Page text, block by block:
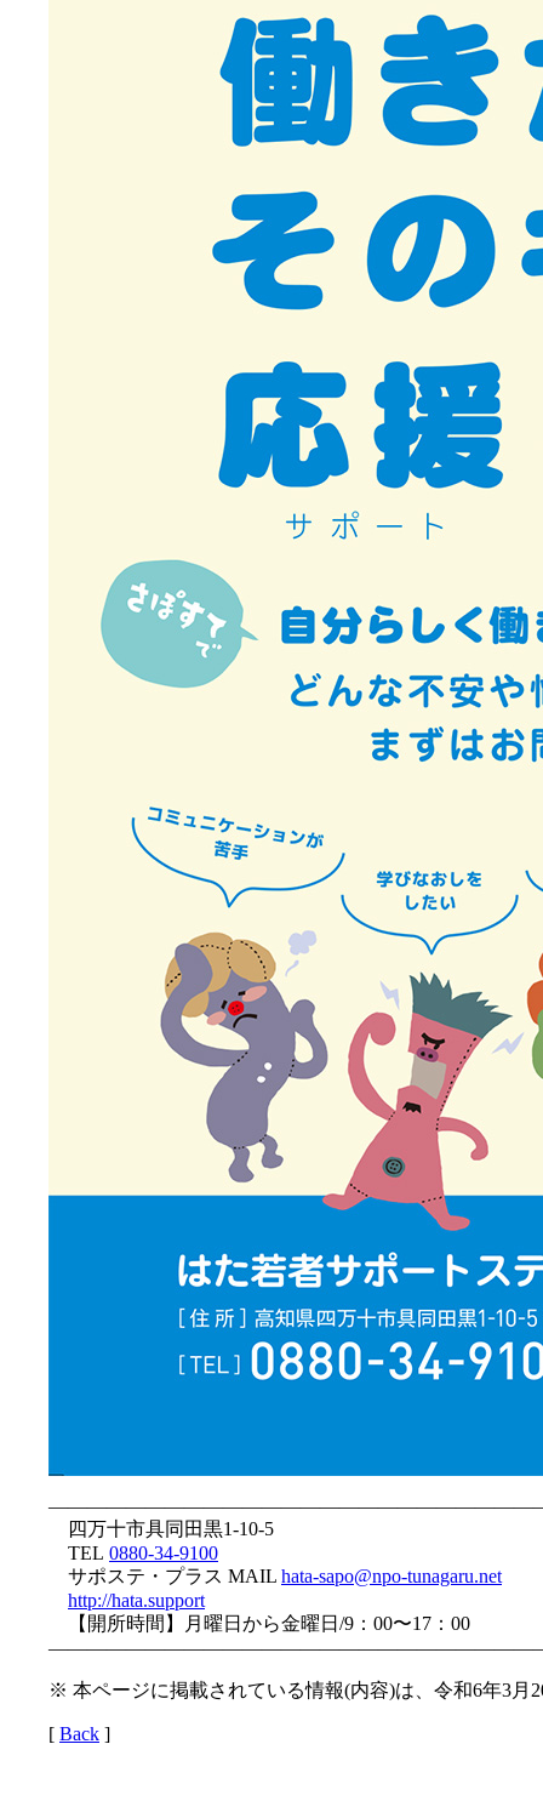
四万十市具同田黒1-10-5
TEL 0880-34-9100
サポステ・プラス MAIL hata-sapo@npo-tunagaru.net
http://hata.support
【開所時間】月曜日から金曜日/9：00〜17：00
※ 本ページに掲載されている情報(内容)は、令和6年3月
[ Back ]